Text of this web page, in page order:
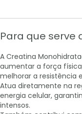
Para que serve
A Creatina
aumentar a força
melhorar a resistência
Atua diretamente na
energia celular,
intensos.